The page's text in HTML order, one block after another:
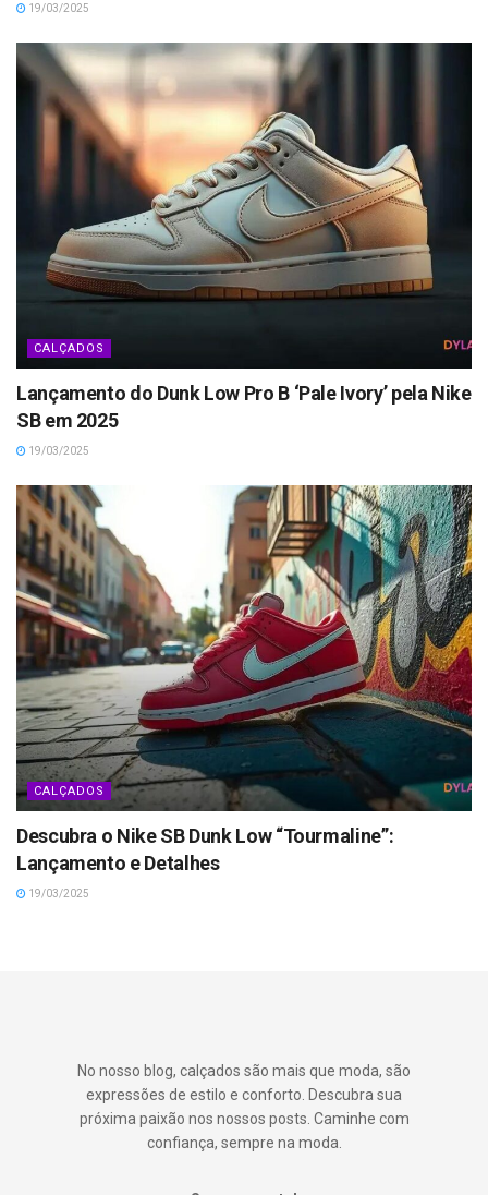
19/03/2025
CALÇADOS
Lançamento do Dunk Low Pro B ‘Pale Ivory’ pela Nike
SB em 2025
19/03/2025
CALÇADOS
Descubra o Nike SB Dunk Low “Tourmaline”:
Lançamento e Detalhes
19/03/2025
No nosso blog, calçados são mais que moda, são
expressões de estilo e conforto. Descubra sua
próxima paixão nos nossos posts. Caminhe com
confiança, sempre na moda.